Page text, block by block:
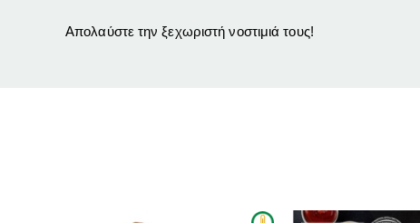
Απολαύστε την ξεχωριστή νοστιμιά τους!